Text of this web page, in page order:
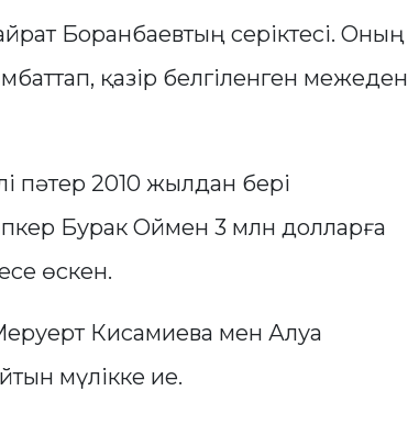
Боранбаевтың серіктесі. Оның
қазір белгіленген межеден
пәтер 2010 жылдан бері
Бурак Оймен 3 млн долларға
өскен.
Кисамиева мен Алуа
мүлікке ие.